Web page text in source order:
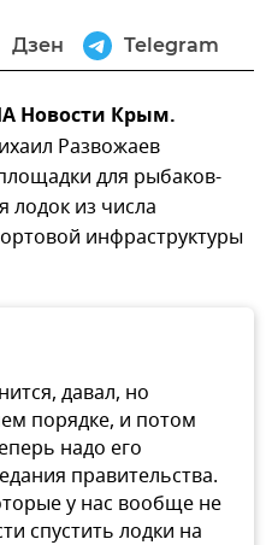
Дзен Telegram
Новости Крым.
Развожаев
для рыбаков-
лодок из числа
инфраструктуры
давал, но
порядке, и потом
надо его
правительства.
у нас вообще не
спустить лодки на